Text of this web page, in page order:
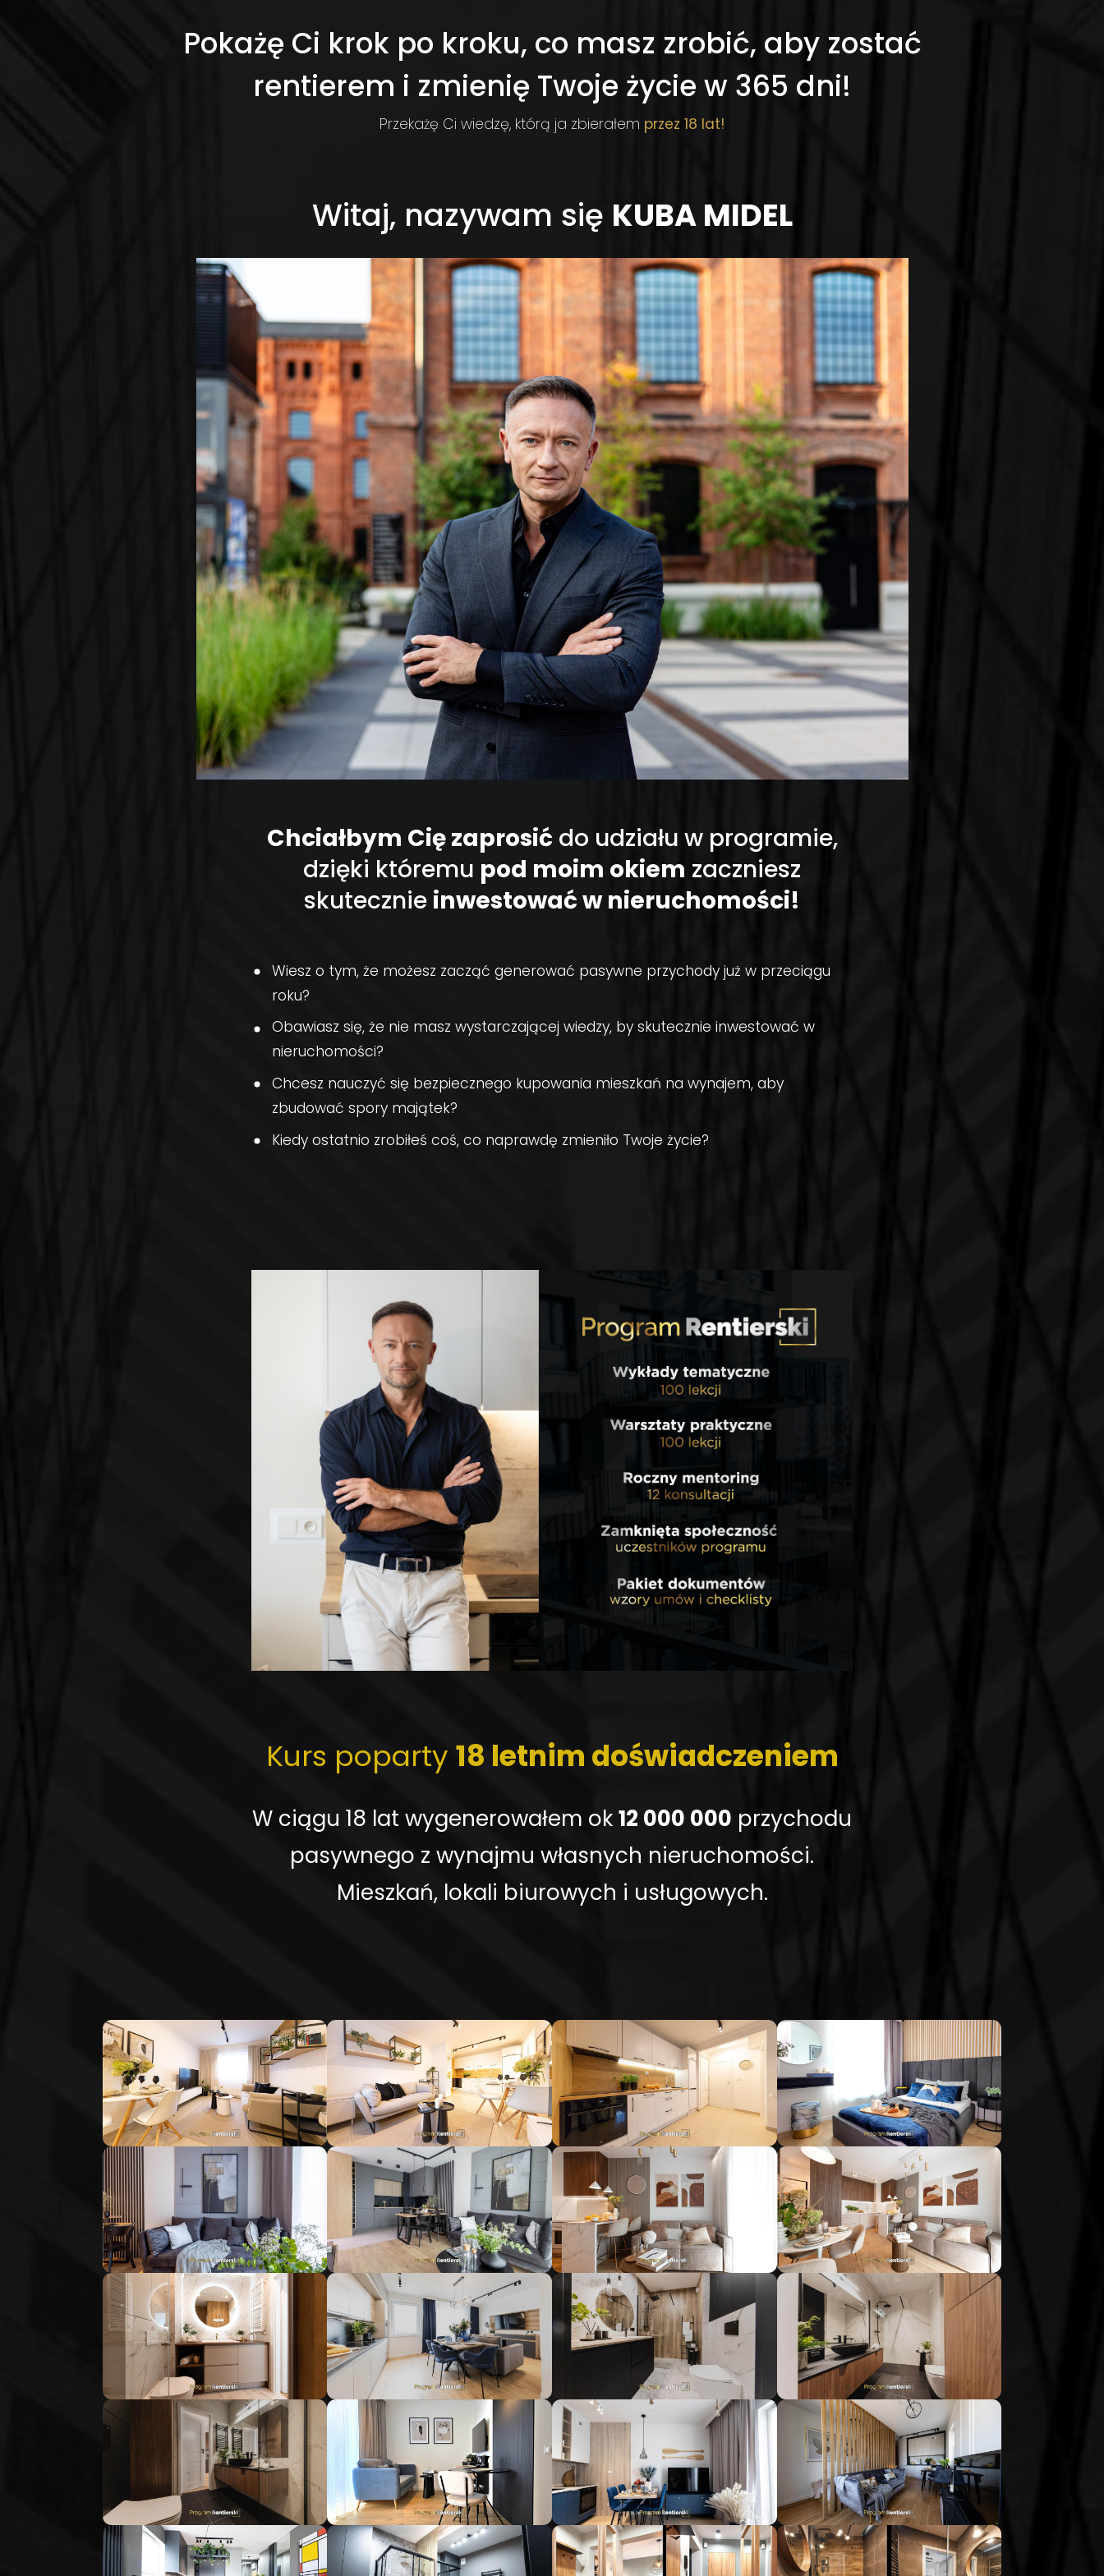
Pokażę Ci krok po kroku, co masz zrobić, aby zostać
rentierem i zmienię Twoje życie w 365 dni!
Przekażę Ci wiedzę, którą ja zbierałem przez 18 lat!
Witaj, nazywam się KUBA MIDEL
Chciałbym Cię zaprosić do udziału w programie,
dzięki któremu pod moim okiem zaczniesz
skutecznie inwestować w nieruchomości!
Wiesz o tym, że możesz zacząć generować pasywne przychody już w przeciągu
roku?
Obawiasz się, że nie masz wystarczającej wiedzy, by skutecznie inwestować w
nieruchomości?
Chcesz nauczyć się bezpiecznego kupowania mieszkań na wynajem, aby
zbudować spory majątek?
Kiedy ostatnio zrobiłeś coś, co naprawdę zmieniło Twoje życie?
Kurs poparty 18 letnim doświadczeniem
W ciągu 18 lat wygenerowałem ok12 000 000 przychodu
pasywnego z wynajmu własnych nieruchomości.
Mieszkań, lokali biurowych i usługowych.